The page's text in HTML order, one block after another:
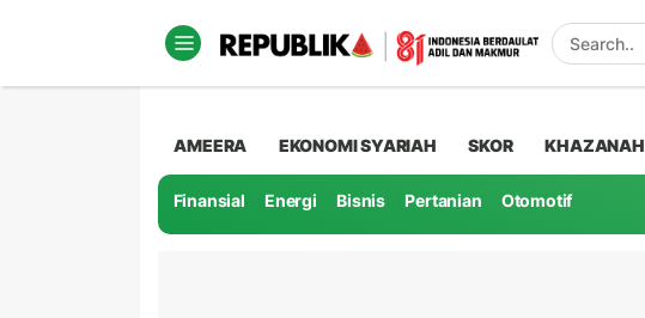
AMEERA EKONOMI SYARIAH SKOR KHAZANAH
Finansial Energi Bisnis Pertanian Otomotif